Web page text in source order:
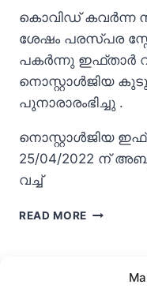
കൊവിഡ് കവർന്ന
ശേഷം പരസ്പര
പകർന്നു ഇഫ്താർ
നൊസ്റ്റാൾജിയ
പുനാരാരംഭിച്ചു .
നൊസ്റ്റാൾജിയ
25/04/2022 ന്
വച്ച്
READ MORE